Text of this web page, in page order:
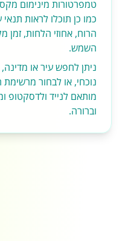
טמפרטורות מינימום
כמו כן תוכלו לראות תנאי
הרוח, אחוזי הלחות, זמן
השמש.
ניתן לחפש עיר או
נוכחי, או לבחור
מותאם לנייד ולדסקטופ
וברורה.